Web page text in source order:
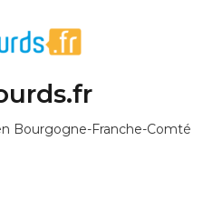
Bourgogne-Franche-Comté